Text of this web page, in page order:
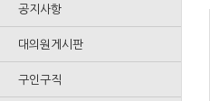
공지사항
대의원게시판
구인구직